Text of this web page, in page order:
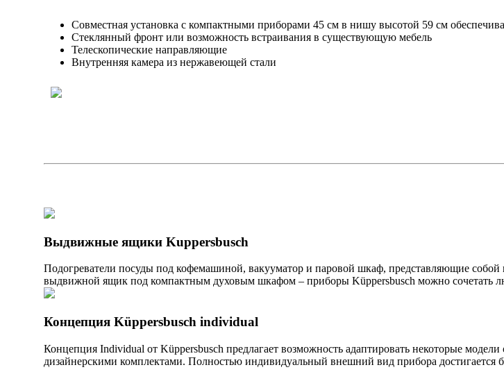
Совместная установка с компактными приборами 45 см в нишу высотой 59 см
Стеклянный фронт или возможность встраивания в существующую мебель
Телескопические направляющие
Внутренняя камера из нержавеющей стали
Выдвижные ящики Kuppersbusch
Подогреватели посуды под кофемашиной, вакууматор и паровой шкаф, представляющие
выдвижной ящик под компактным духовым шкафом – приборы Küppersbusch можно сочетать
Концепция Küppersbusch individual
Концепция Individual от Küppersbusch предлагает возможность адаптировать некоторые
дизайнерскими комплектами. Полностью индивидуальный внешний вид прибора достигается